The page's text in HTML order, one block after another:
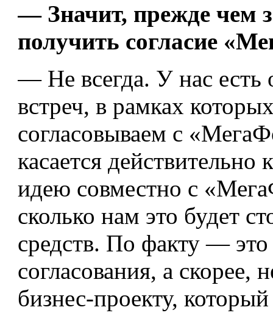
— Значит, прежде чем
получить согласие
— Не всегда. У нас есть
встреч, в рамках
согласовываем с
касается
идею совместно с
сколько нам это будет
средств. По факту —
согласования, а скорее,
бизнес-проекту,